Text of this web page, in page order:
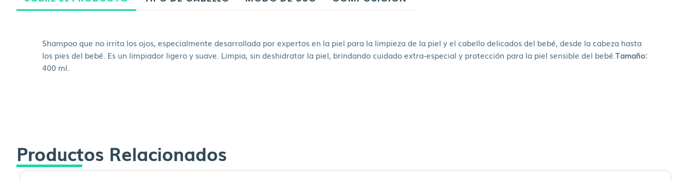
Shampoo que no irrita los ojos, especialmente desarrollada por expertos en la piel para la limpieza de la piel y el cabello delicados del bebé, desde la cabeza hasta
los pies del bebé. Es un limpiador ligero y suave. Limpia, sin deshidratar la piel, brindando cuidado extra-especial y protección para la piel sensible del bebé. Tamaño:
400 ml.
Productos Relacionados